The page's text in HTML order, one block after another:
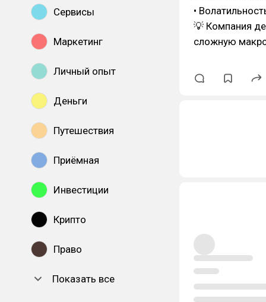
Сервисы
Маркетинг
Личный опыт
Деньги
Путешествия
Приёмная
Инвестиции
Крипто
Право
Показать все
•
💡 Компания
сложную